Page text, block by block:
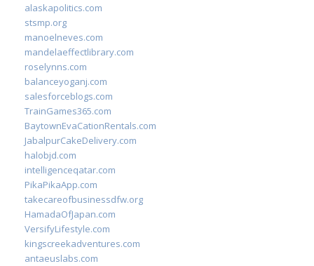
alaskapolitics.com
stsmp.org
manoelneves.com
mandelaeffectlibrary.com
roselynns.com
balanceyoganj.com
salesforceblogs.com
TrainGames365.com
BaytownEvaCationRentals.com
JabalpurCakeDelivery.com
halobjd.com
intelligenceqatar.com
PikaPikaApp.com
takecareofbusinessdfw.org
HamadaOfJapan.com
VersifyLifestyle.com
kingscreekadventures.com
antaeuslabs.com